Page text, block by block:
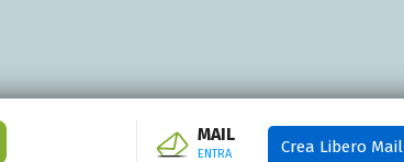
MAIL
ENTRA Crea Libero Mail